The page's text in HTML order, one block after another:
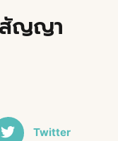
สัญญา
Twitter